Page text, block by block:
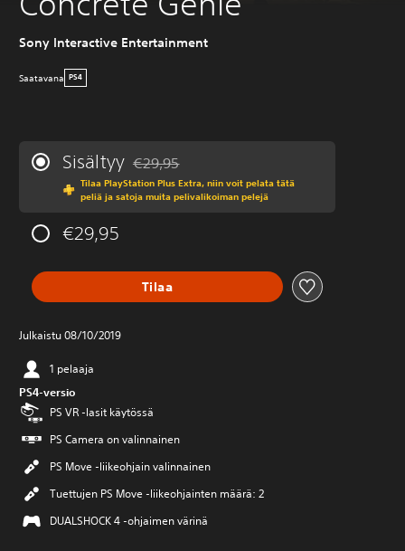
Sony Interactive Entertainment
Saatavana PS4
Sisältyy Alennettu alkuperäisestä hinnasta €29,95
€29,95
Tilaa PlayStation Plus Extra, niin voit pelata tätä
peliä ja satoja muita pelivalikoiman pelejä
€29,95
Tilaa
Julkaistu 08/10/2019
1 pelaaja
PS4-versio
PS VR -lasit käytössä
PS Camera on valinnainen
PS Move -liikeohjain valinnainen
Tuettujen PS Move -liikeohjainten määrä: 2
DUALSHOCK 4 -ohjaimen värinä